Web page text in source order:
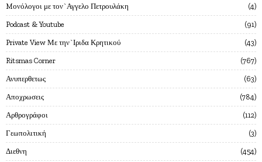
Mονόλογοι με τον`Αγγελο Πετρουλάκη 4
Podcast & Youtube 91
Private View Με την`Ιριδα Κρητικού 43
Ritsmas Corner 767
Ανυπερθετως 63
Αποχρωσεις 784
Αρθρογράφοι 112
Γεωπολιτική 3
Διεθνη 454